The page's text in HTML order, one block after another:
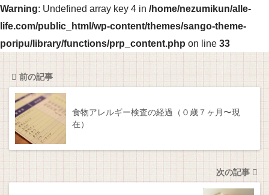
Warning: Undefined array key 4 in /home/nezumikun/alle-
life.com/public_html/wp-content/themes/sango-theme-
poripu/library/functions/prp_content.php on line 33
前の記事
食物アレルギー検査の経過（０歳７ヶ月〜現
在）
次の記事